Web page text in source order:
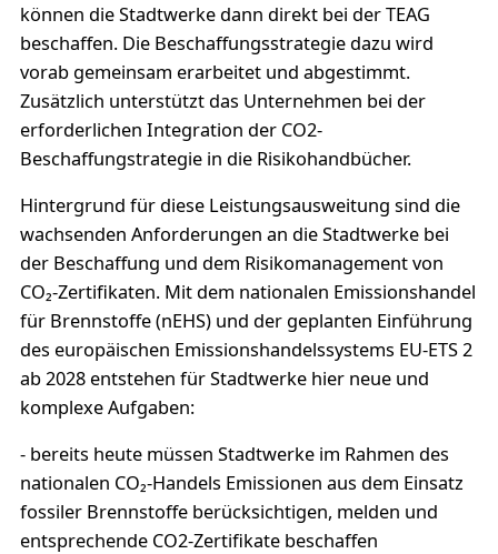
können die Stadtwerke dann direkt bei der TEAG
beschaffen. Die Beschaffungsstrategie dazu wird
vorab gemeinsam erarbeitet und abgestimmt.
Zusätzlich unterstützt das Unternehmen bei der
erforderlichen Integration der CO2-
Beschaffungstrategie in die Risikohandbücher.
Hintergrund für diese Leistungsausweitung sind die
wachsenden Anforderungen an die Stadtwerke bei
der Beschaffung und dem Risikomanagement von
CO₂-Zertifikaten. Mit dem nationalen Emissionshandel
für Brennstoffe (nEHS) und der geplanten Einführung
des europäischen Emissionshandelssystems EU-ETS 2
ab 2028 entstehen für Stadtwerke hier neue und
komplexe Aufgaben:
- bereits heute müssen Stadtwerke im Rahmen des
nationalen CO₂-Handels Emissionen aus dem Einsatz
fossiler Brennstoffe berücksichtigen, melden und
entsprechende CO2-Zertifikate beschaffen